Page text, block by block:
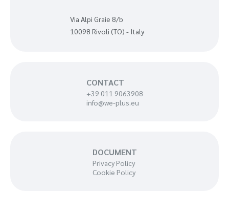
Via Alpi Graie 8/b
10098 Rivoli (TO) - Italy
CONTACT
+39 011 9063908
info@we-plus.eu
DOCUMENT
Privacy Policy
Cookie Policy